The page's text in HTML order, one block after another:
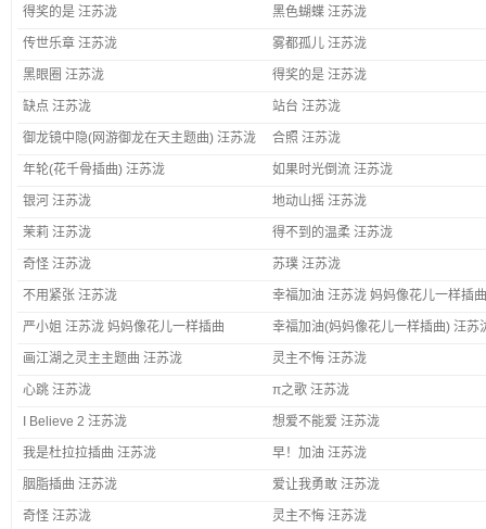
得奖的是 汪苏泷 黑色蝴蝶 汪苏泷
传世乐章 汪苏泷 雾都孤儿 汪苏泷
黑眼圈 汪苏泷 得奖的是 汪苏泷
缺点 汪苏泷 站台 汪苏泷
御龙镜中隐(网游御龙在天主题曲) 汪苏泷 合照 汪苏泷
年轮(花千骨插曲) 汪苏泷 如果时光倒流 汪苏泷
银河 汪苏泷 地动山摇 汪苏泷
茉莉 汪苏泷 得不到的温柔 汪苏泷
奇怪 汪苏泷 苏璞 汪苏泷
不用紧张 汪苏泷 幸福加油 汪苏泷 妈妈像花儿一样插曲
严小姐 汪苏泷 妈妈像花儿一样插曲 幸福加油(妈妈像花儿一样插曲) 汪苏
画江湖之灵主主题曲 汪苏泷 灵主不悔 汪苏泷
心跳 汪苏泷 π之歌 汪苏泷
I Believe 2 汪苏泷 想爱不能爱 汪苏泷
我是杜拉拉插曲 汪苏泷 早！加油 汪苏泷
胭脂插曲 汪苏泷 爱让我勇敢 汪苏泷
奇怪 汪苏泷 灵主不悔 汪苏泷